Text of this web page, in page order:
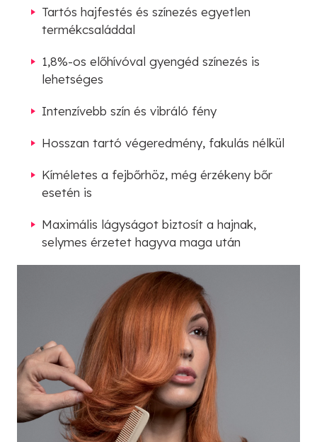
Tartós hajfestés és színezés egyetlen
termékcsaláddal
1,8%-os előhívóval gyengéd színezés is
lehetséges
Intenzívebb szín és vibráló fény
Hosszan tartó végeredmény, fakulás nélkül
Kíméletes a fejbőrhöz, még érzékeny bőr
esetén is
Maximális lágyságot biztosít a hajnak,
selymes érzetet hagyva maga után